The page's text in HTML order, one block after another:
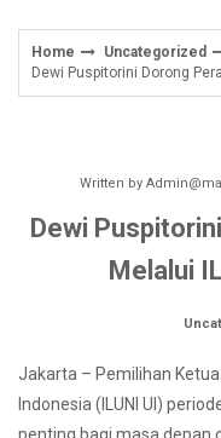
Home
Uncategorized
Dewi Puspitorini Dorong
Written by
Dewi
Melalui
Jakarta – Pemilihan
Indonesia (ILUNI UI)